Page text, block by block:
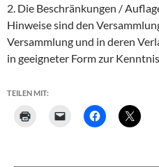
2. Die Beschränkungen /
Hinweise sind den
Versammlung und in deren
in geeigneter Form zur
TEILEN MIT: